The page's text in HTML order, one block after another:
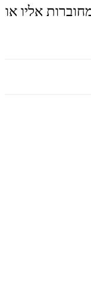
אליו או